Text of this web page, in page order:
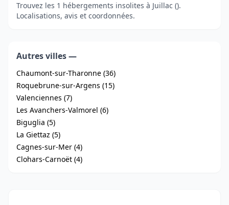
Trouvez les 1 hébergements insolites à Juillac ().
Localisations, avis et coordonnées.
Autres villes —
Chaumont-sur-Tharonne (36)
Roquebrune-sur-Argens (15)
Valenciennes (7)
Les Avanchers-Valmorel (6)
Biguglia (5)
La Giettaz (5)
Cagnes-sur-Mer (4)
Clohars-Carnoët (4)